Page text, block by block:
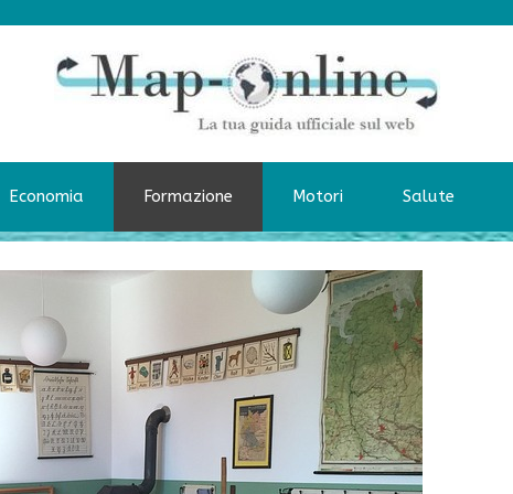
Economia Formazione Motori Salute